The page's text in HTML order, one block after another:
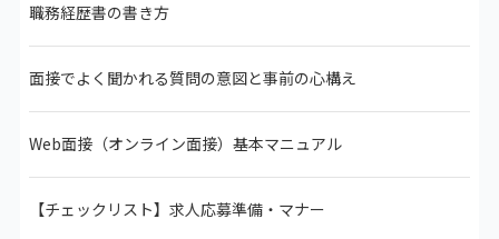
職務経歴書の書き方
面接でよく聞かれる質問の意図と事前の心構え
Web面接（オンライン面接） 基本マニュアル
【チェックリスト】 求人応募準備・マナー